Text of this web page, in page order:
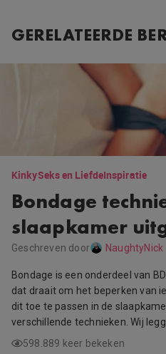
GERELATEERDE
KinkySeks en LiefdeInspiratie
Bondage
slaapkamer
Geschreven door NaughtyNick
Bondage is een onderdeel van
dat draait om het beperken van
dit toe te passen in de
verschillende technieken. Wij
598.889 keer bekeken